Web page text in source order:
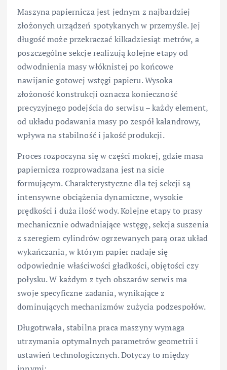
Maszyna papiernicza jest jednym z najbardziej
złożonych urządzeń spotykanych w przemyśle. Jej
długość może przekraczać kilkadziesiąt metrów, a
poszczególne sekcje realizują kolejne etapy od
odwodnienia masy włóknistej po końcowe
nawijanie gotowej wstęgi papieru. Wysoka
złożoność konstrukcji oznacza konieczność
precyzyjnego podejścia do serwisu – każdy element,
od układu podawania masy po zespół kalandrowy,
wpływa na stabilność i jakość produkcji.
Proces rozpoczyna się w części mokrej, gdzie masa
papiernicza rozprowadzana jest na sicie
formującym. Charakterystyczne dla tej sekcji są
intensywne obciążenia dynamiczne, wysokie
prędkości i duża ilość wody. Kolejne etapy to prasy
mechanicznie odwadniające wstęgę, sekcja suszenia
z szeregiem cylindrów ogrzewanych parą oraz układ
wykańczania, w którym papier nadaje się
odpowiednie właściwości gładkości, objętości czy
połysku. W każdym z tych obszarów serwis ma
swoje specyficzne zadania, wynikające z
dominujących mechanizmów zużycia podzespołów.
Długotrwała, stabilna praca maszyny wymaga
utrzymania optymalnych parametrów geometrii i
ustawień technologicznych. Dotyczy to między